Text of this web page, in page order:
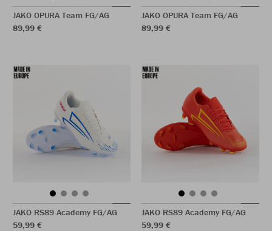
JAKO OPURA Team FG/AG
89,99 €
JAKO OPURA Team FG/AG
89,99 €
JAKO RS89 Academy FG/AG
59,99 €
JAKO RS89 Academy FG/AG
59,99 €